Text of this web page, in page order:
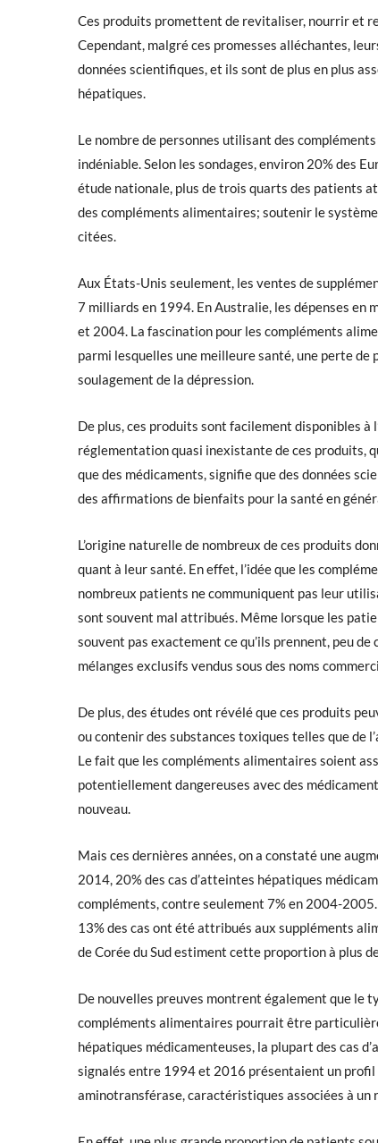
Ces produits promettent de revitaliser, nourrir et
Cependant, malgré ces promesses alléchantes,
données scientifiques, et ils sont de plus en plus
hépatiques.
Le nombre de personnes utilisant des
indéniable. Selon les sondages, environ 20% des
étude nationale, plus de trois quarts des patients
des compléments alimentaires; soutenir le
citées.
Aux États-Unis seulement, les ventes de
7 milliards en 1994. En Australie, les dépenses en
et 2004. La fascination pour les compléments
parmi lesquelles une meilleure santé, une perte de
soulagement de la dépression.
De plus, ces produits sont facilement disponibles à
réglementation quasi inexistante de ces produits,
que des médicaments, signifie que des données
des affirmations de bienfaits pour la santé en
L’origine naturelle de nombreux de ces produits
quant à leur santé. En effet, l’idée que les
nombreux patients ne communiquent pas leur
sont souvent mal attribués. Même lorsque les
souvent pas exactement ce qu’ils prennent, peu
mélanges exclusifs vendus sous des noms
De plus, des études ont révélé que ces produits
ou contenir des substances toxiques telles que de
Le fait que les compléments alimentaires soient
potentiellement dangereuses avec des
nouveau.
Mais ces dernières années, on a constaté une
2014, 20% des cas d’atteintes hépatiques
compléments, contre seulement 7% en 2004-
13% des cas ont été attribués aux suppléments
de Corée du Sud estiment cette proportion à plus
De nouvelles preuves montrent également que le
compléments alimentaires pourrait être
hépatiques médicamenteuses, la plupart des cas
signalés entre 1994 et 2016 présentaient un
aminotransférase, caractéristiques associées à un